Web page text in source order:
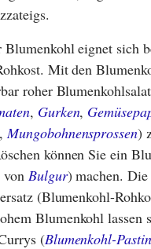
Blumenkohl eignet sich
Mit den
roher
, Gurken,
,Mungobohnensprossen)
können Sie ein
von Bulgur) machen.
(Blumenkohl-
Blumenkohl lassen
(Blumenkohl-